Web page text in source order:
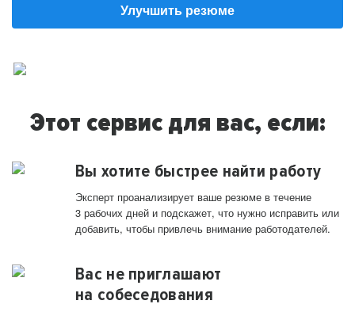
Улучшить резюме
Этот сервис для вас, если:
Вы хотите быстрее найти работу
Эксперт проанализирует ваше резюме в течение
3 рабочих дней и подскажет, что нужно исправить или
добавить, чтобы привлечь внимание работодателей.
Вас не приглашают
на собеседования